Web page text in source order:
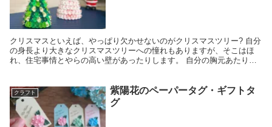
クリスマスといえば、やっぱり欠かせないのがクリスマスツリー? 自分
の身長より大きなクリスマスツリーへの憧れもありますが、そこはほ
れ、住宅事情とやらの高い壁があったりします。 自分の胸元あたりの
クラフト
紫陽花のペーパータグ・ギフトタ
グ